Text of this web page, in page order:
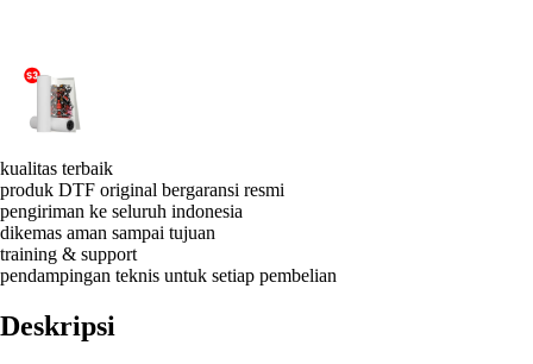
kualitas terbaik
produk DTF original bergaransi resmi
pengiriman ke seluruh indonesia
dikemas aman sampai tujuan
training & support
pendampingan teknis untuk setiap pembelian
Deskripsi